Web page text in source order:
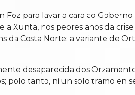
para lavar a cara ao
a Xunta, nos peores anos da
da Costa Norte: a variante de
desaparecida dos
tanto, ni un solo tramo en